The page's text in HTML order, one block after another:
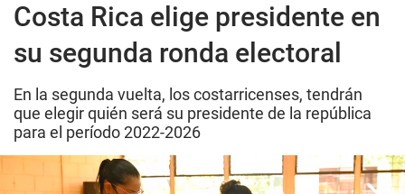
Costa Rica elige presidente en
su segunda ronda electoral
En la segunda vuelta, los costarricenses, tendrán
que elegir quién será su presidente de la república
para el período 2022-2026